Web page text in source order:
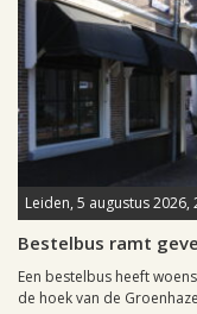
Leiden, 5 augustus 2026,
Bestelbus ramt
Een bestelbus heeft
de hoek van de